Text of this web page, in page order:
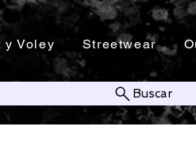
y Voley Streetwear
Buscar